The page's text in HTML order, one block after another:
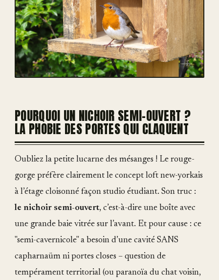
POURQUOI UN NICHOIR SEMI-OUVERT ?
LA PHOBIE DES PORTES QUI CLAQUENT
Oubliez la petite lucarne des mésanges ! Le rouge-
gorge préfère clairement le concept loft new-yorkais
à l’étage cloisonné façon studio étudiant. Son truc :
le nichoir semi-ouvert, c’est-à-dire une boîte avec
une grande baie vitrée sur l’avant. Et pour cause : ce
"semi-cavernicole" a besoin d’une cavité SANS
capharnaüm ni portes closes – question de
tempérament territorial (ou paranoïa du chat voisin,